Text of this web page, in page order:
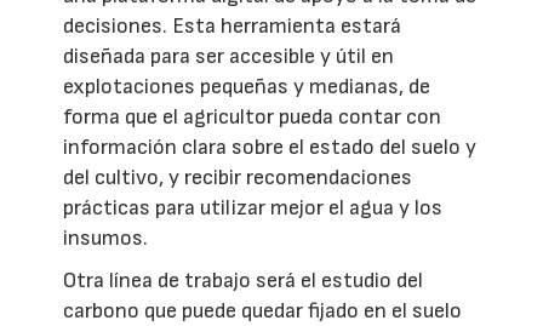
decisiones. Esta herramienta estará
diseñada para ser accesible y útil en
explotaciones pequeñas y medianas, de
forma que el agricultor pueda contar con
información clara sobre el estado del suelo y
del cultivo, y recibir recomendaciones
prácticas para utilizar mejor el agua y los
insumos.
Otra línea de trabajo será el estudio del
carbono que puede quedar fijado en el suelo